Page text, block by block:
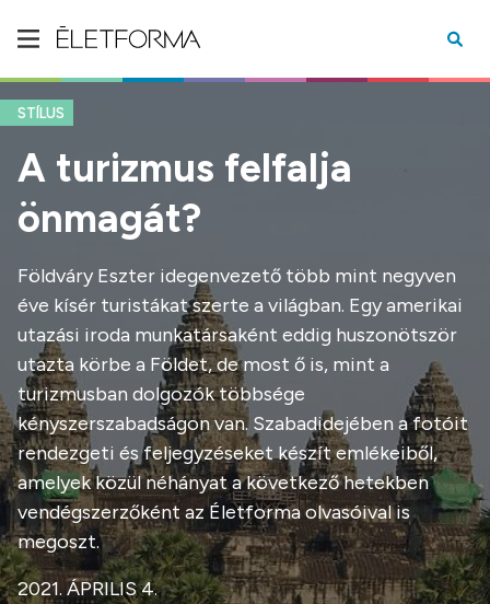
STÍLUS
A turizmus felfalja
önmagát?
Földváry Eszter idegenvezető több mint negyven
éve kísér turistákat szerte a világban. Egy amerikai
utazási iroda munkatársaként eddig huszonötször
utazta körbe a Földet, de most ő is, mint a
turizmusban dolgozók többsége
kényszerszabadságon van. Szabadidejében a fotóit
rendezgeti és feljegyzéseket készít emlékeiből,
amelyek közül néhányat a következő hetekben
vendégszerzőként az Életforma olvasóival is
megoszt.
2021. ÁPRILIS 4.